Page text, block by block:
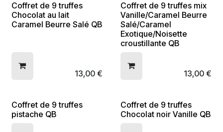
Coffret de 9 truffes
Chocolat au lait
Caramel Beurre Salé QB
13,00 €
Coffret de 9 truffes mix
Vanille/Caramel Beurre
Salé/Caramel
Exotique/Noisette
croustillante QB
13,00 €
Coffret de 9 truffes
pistache QB
Coffret de 9 truffes
Chocolat noir Vanille QB